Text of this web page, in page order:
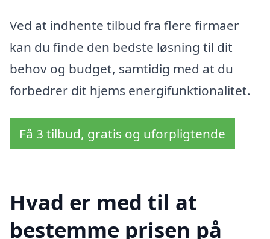
Ved at indhente tilbud fra flere firmaer
kan du finde den bedste løsning til dit
behov og budget, samtidig med at du
forbedrer dit hjems energifunktionalitet.
Få 3 tilbud, gratis og uforpligtende
Hvad er med til at
bestemme prisen på